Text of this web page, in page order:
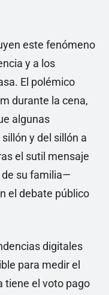
este fenómeno
y a los
El polémico
durante la cena,
algunas
y del sillón a
el sutil mensaje
de su familia—
el debate público
digitales
para medir el
tiene el voto pago